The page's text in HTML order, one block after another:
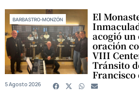
BARBASTRO-MONZÓN El
acogió
oración
VIII
Tránsito
Francisco
5 Agosto 2026